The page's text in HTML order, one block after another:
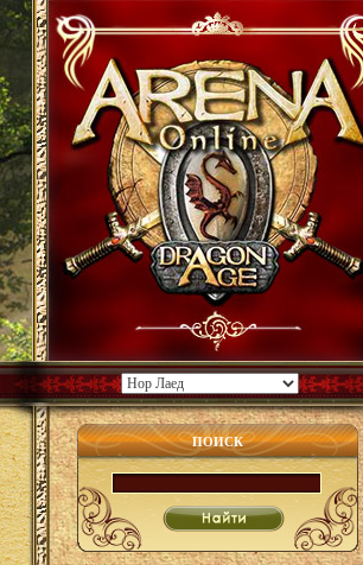
ПОИСК